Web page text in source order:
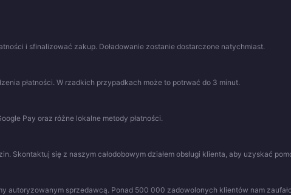
i sfinalizować zakup. Doładowanie zostanie dostarczone natychmiast.
płatności. W rzadkich przypadkach może to potrwać do 3 minut.
Pay oraz różne lokalne metody płatności.
Skontaktuj się z naszym całodobowym działem obsługi klienta, aby uzyskać
autoryzowanym sprzedawcą. Ponad 500 000 zadowolonych klientów nam